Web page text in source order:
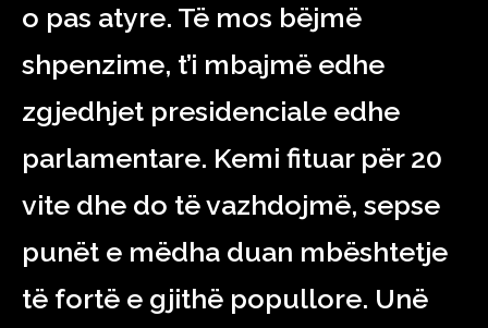
o pas atyre. Të mos bëjmë
shpenzime, t’i mbajmë edhe
zgjedhjet presidenciale edhe
parlamentare. Kemi fituar për 20
vite dhe do të vazhdojmë, sepse
punët e mëdha duan mbështetje
të fortë e gjithë popullore. Unë